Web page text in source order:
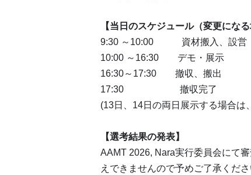
【当日のスケジュール（変更にな
9:30 ～10:00 資材搬入、設営
10:00 ～16:30 デモ・展示
16:30～17:30 撤収、搬出
17:30 撤収完了
(13日、14日の両日展示する場合
【選考結果の発表】
AAMT 2026, Nara実行委員会にて
えできませんので予めご了承くださ